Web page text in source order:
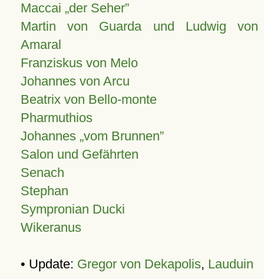
Maccai „der Seher”
Martin von Guarda und Ludwig von
Amaral
Franziskus von Melo
Johannes von Arcu
Beatrix von Bello-monte
Pharmuthios
Johannes vom Brunnen
Salon und Gefährten
Senach
Stephan
Sympronian Ducki
Wikeranus
• Update: Gregor von Dekapolis, Lauduin